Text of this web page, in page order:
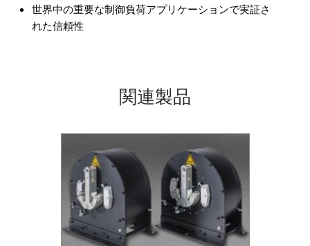
世界中の重要な制御負荷アプリケーションで実証さ
れた信頼性
関連製品